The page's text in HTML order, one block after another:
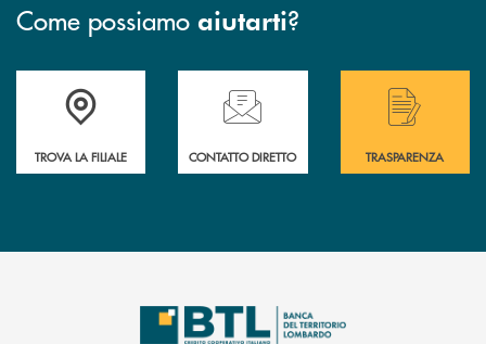
Come possiamo aiutarti?
Accedi all' elenco completo delle filiali .
TROVA LA FILIALE
Hai bisogno di assistenza immediata?
CONTATTO DIRETTO
Hai bisogno di
TRASPARENZA